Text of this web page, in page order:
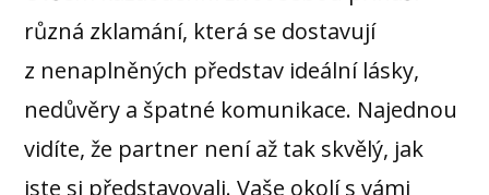
různá zklamání, která se dostavují
z nenaplněných představ ideální lásky,
nedůvěry a špatné komunikace. Najednou
vidíte, že partner není až tak skvělý, jak
jste si představovali. Vaše okolí s vámi